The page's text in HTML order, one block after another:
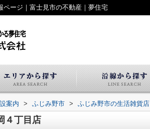
ージ｜富士見市の不動産｜夢住宅
案内 > ふじみ野市 > ふじみ野市の生活雑貨店
４丁目店